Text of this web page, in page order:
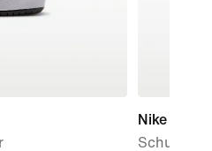
Nike Shox
Schuh